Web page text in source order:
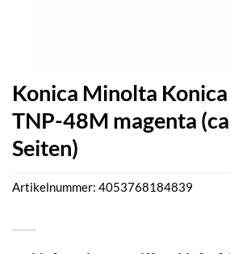
Konica Minolta
TNP-48M magenta
Seiten)
Artikelnummer: 4053768184839